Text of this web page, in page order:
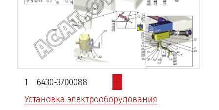
1 6430-3700088
+
Установка электрооборудования